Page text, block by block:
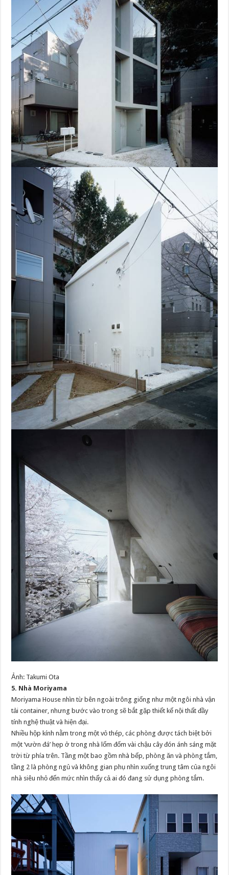
Ảnh: Takumi Ota
5. Nhà Moriyama
Moriyama House nhìn từ bên ngoài trông giống như một ngôi nhà vận
tải container, nhưng bước vào trong sẽ bắt gặp thiết kế nội thất đầy
tính nghệ thuật và hiện đại.
Nhiều hộp kính nằm trong một vỏ thép, các phòng được tách biệt bởi
một ‘vườn đá’ hẹp ở trong nhà lốm đốm vài chậu cây đón ánh sáng mặt
trời từ phía trên. Tầng một bao gồm nhà bếp, phòng ăn và phòng tắm,
tầng 2 là phòng ngủ và không gian phụ nhìn xuống trung tâm của ngôi
nhà siêu nhỏ đến mức nhìn thấy cả ai đó đang sử dụng phòng tắm.